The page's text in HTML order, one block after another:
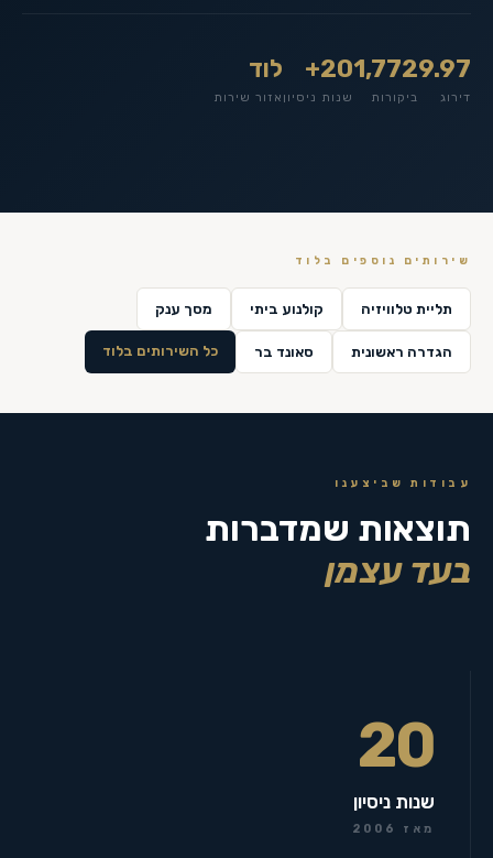
9.97
דירוג
1,772
ביקורות
20+
שנות ניסיון
לוד
אזור שירות
שירותים נוספים ב לוד
תליית טלוויזיה קולנוע ביתי מסך ענק
הגדרה ראשונית סאונד בר כל השירותים בלוד
עבודות שביצענו
תוצאות שמדברות
בעד עצמן
20
שנות ניסיון
מאז 2006